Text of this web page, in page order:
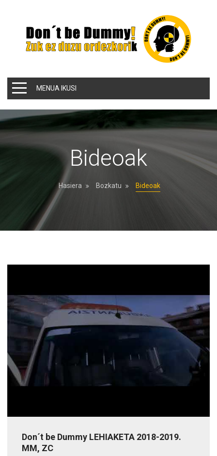
MENUA IKUSI
Bideoak
Hasiera Bozkatu Bideoak
Don´t be Dummy LEHIAKETA 2018-2019.
MM, ZC